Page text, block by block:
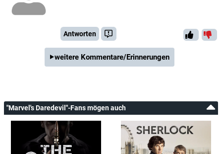
Antworten
weitere Kommentare/Erinnerungen
"Marvel's Daredevil"-Fans mögen auch